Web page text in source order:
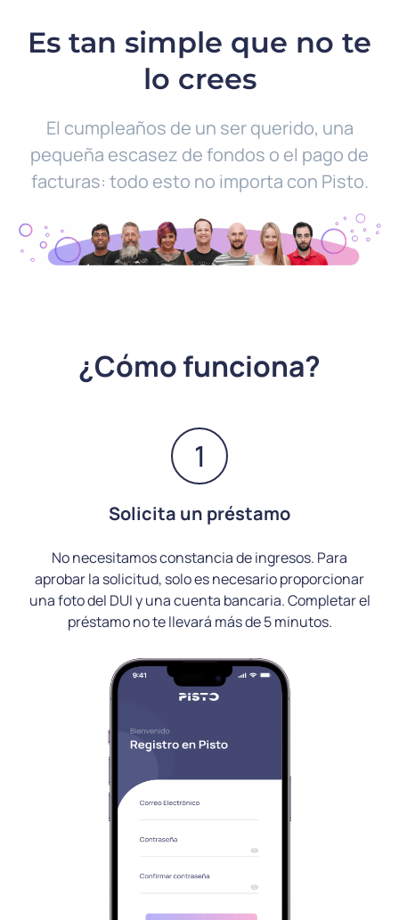
Es tan simple que no te
lo crees
El cumpleaños de un ser querido, una
pequeña escasez de fondos o el pago de
facturas: todo esto no importa con Pisto.
¿Cómo funciona?
1
Solicita un préstamo
No necesitamos constancia de ingresos. Para
aprobar la solicitud, solo es necesario proporcionar
una foto del DUI y una cuenta bancaria. Completar el
préstamo no te llevará más de 5 minutos.